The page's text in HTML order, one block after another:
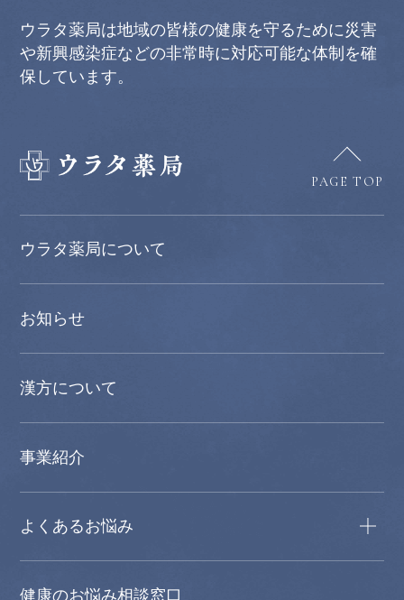
ウラタ薬局は地域の皆様の健康を守るために災害
や新興感染症などの非常時に対応可能な体制を確
保しています。
PAGE TOP
ウラタ薬局について
お知らせ
漢方について
事業紹介
よくあるお悩み
健康のお悩み相談窓口